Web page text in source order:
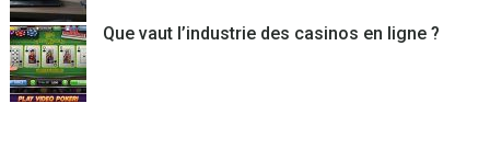
Que vaut l’industrie des casinos en ligne ?